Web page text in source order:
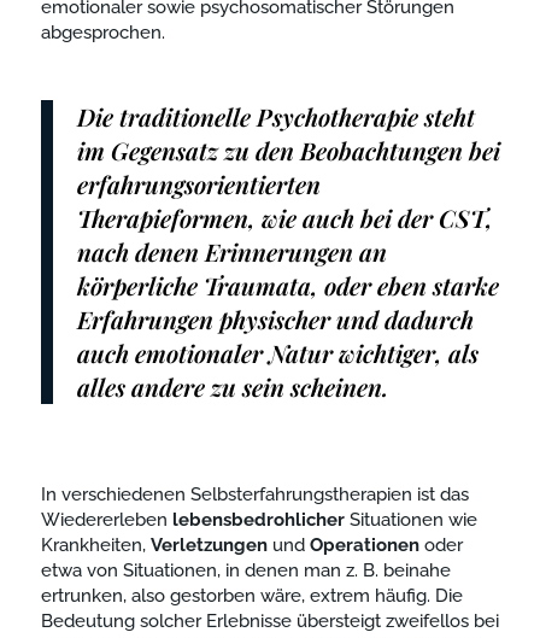
emotionaler sowie psychosomatischer Störungen
abgesprochen.
Die traditionelle Psychotherapie steht
im Gegensatz zu den Beobachtungen bei
erfahrungsorientierten
Therapieformen, wie auch bei der CST,
nach denen Erinnerungen an
körperliche Traumata, oder eben starke
Erfahrungen physischer und dadurch
auch emotionaler Natur wichtiger, als
alles andere zu sein scheinen.
In verschiedenen Selbsterfahrungstherapien ist das
Wiedererleben lebensbedrohlicherSituationen wie
Krankheiten, Verletzungenund Operationenoder
etwa von Situationen, in denen man z. B. beinahe
ertrunken, also gestorben wäre, extrem häufig. Die
Bedeutung solcher Erlebnisse übersteigt zweifellos bei